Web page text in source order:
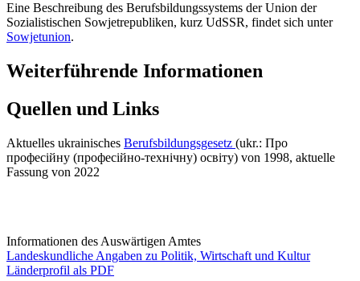
Eine Beschreibung des Berufsbildungssystems der Union der
Sozialistischen Sowjetrepubliken, kurz UdSSR, findet sich unter
Sowjetunion.
Weiterführende Informationen
Quellen und Links
Aktuelles ukrainisches Berufsbildungsgesetz (ukr.: Про
професійну (професійно-технічну) освіту) von 1998, aktuelle
Fassung von 2022
Informationen des Auswärtigen Amtes
Landeskundliche Angaben zu Politik, Wirtschaft und Kultur
Länderprofil als PDF